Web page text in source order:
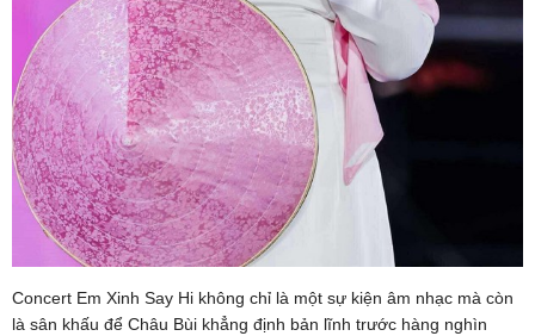
Concert Em Xinh Say Hi không chỉ là một sự kiện âm nhạc mà còn
là sân khấu để Châu Bùi khẳng định bản lĩnh trước hàng nghìn